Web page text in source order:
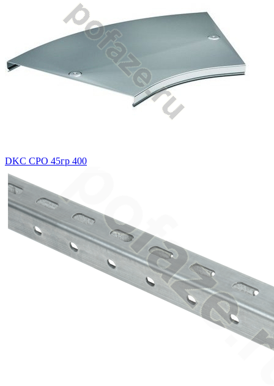
DKC CPO 45гр 400